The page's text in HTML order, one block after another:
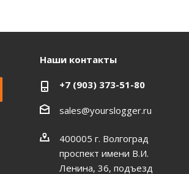
Наши контакты
+7 (903) 373-51-80
sales@yourslogger.ru
400005 г. Волгоград
проспект имени В.И.
Ленина, 36, подъезд